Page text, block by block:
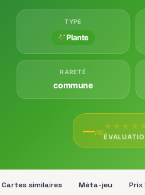
TYPE
Plante
RARETÉ
commune
—/10
★ ★ ★ ★
Cartes similaires Méta-jeu Prix